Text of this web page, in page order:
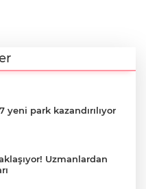
yeni park kazandırılıyor
Uzmanlardan